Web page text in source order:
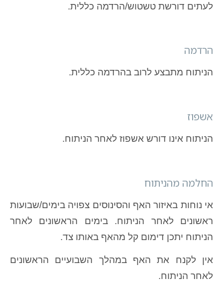
לעתים דורשת טשטוש/הרדמה כללית.
הרדמה
הניתוח מתבצע לרוב בהרדמה כללית.
אשפוז
הניתוח אינו דורש אשפוז לאחר הניתוח.
החלמה מהניתוח
אי נוחות באיזור האף והסינוסים צפויה בימים/שבועות
ראשונים לאחר הניתוח. בימים הראשונים לאחר
הניתוח יתכן דימום קל מהאף באותו צד.
אין לקנח את האף במהלך השבועיים הראשונים
לאחר הניתוח.